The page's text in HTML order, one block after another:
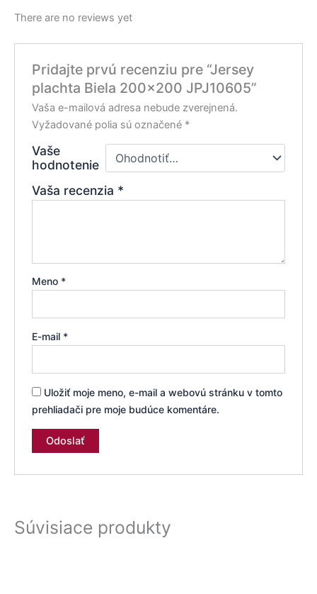
There are no reviews yet
Pridajte prvú recenziu pre “Jersey
plachta Biela 200×200 JPJ10605”
Vaša e-mailová adresa nebude zverejnená.
Vyžadované polia sú označené *
Vaše
hodnotenie
Vaša recenzia *
Meno *
E-mail *
Uložiť moje meno, e-mail a webovú stránku v tomto
prehliadači pre moje budúce komentáre.
Súvisiace produkty